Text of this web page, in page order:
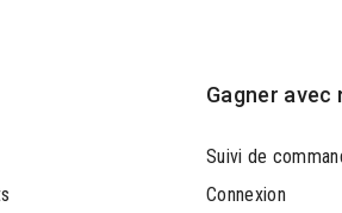
Gagner avec
Suivi de
Connexion